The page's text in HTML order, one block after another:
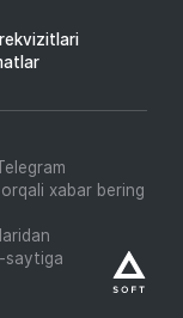
xabar bering
saytiga